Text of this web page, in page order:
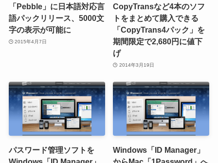
「Pebble」に日本語対応言
語パックリリース、5000文
字の表示が可能に
2015年4月7日
CopyTransなど4本のソフ
トをまとめて購入できる
「CopyTrans4パック」を
期間限定で2,680円に値下
げ
2014年3月19日
パスワード管理ソフトを
Windows「ID Manager」